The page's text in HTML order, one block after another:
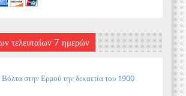
τελευταίων 7 ημερών
Βόλτα στην Ερμού την δεκαετία του 1900